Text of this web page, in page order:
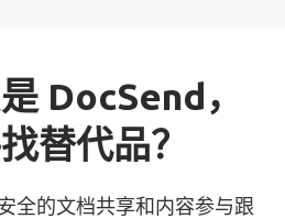
DocSend，
替代品？
全的文档共享和内容参与跟